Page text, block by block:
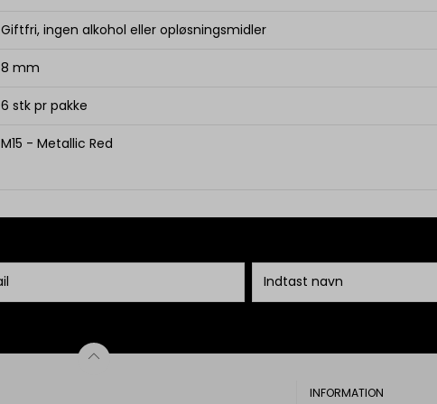
Giftfri, ingen alkohol eller opløsningsmidler
8 mm
6 stk pr pakke
M15 - Metallic Red
INFORMATION